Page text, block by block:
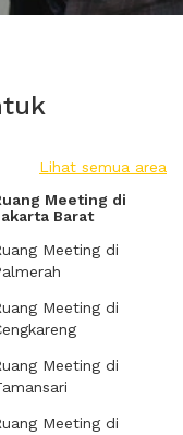
Lihat semua area
Meeting di
Barat
Meeting di
Meeting di
Meeting di
Meeting di